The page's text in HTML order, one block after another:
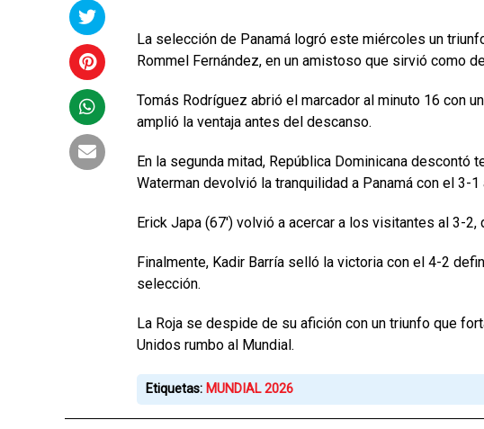
La selección de Panamá logró este miércoles un
Rommel Fernández, en un amistoso que sirvió como
Tomás Rodríguez abrió el marcador al minuto 16 con
amplió la ventaja antes del descanso.
En la segunda mitad, República Dominicana descontó
Waterman devolvió la tranquilidad a Panamá con el 3-1
Erick Japa (67′) volvió a acercar a los visitantes al 3-
Finalmente, Kadir Barría selló la victoria con el 4-2
selección.
La Roja se despide de su afición con un triunfo que
Unidos rumbo al Mundial.
Etiquetas: MUNDIAL 2026